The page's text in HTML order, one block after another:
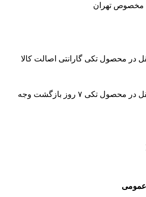
گارانتی اصالت کالا
۷ روز بازگشت وجه